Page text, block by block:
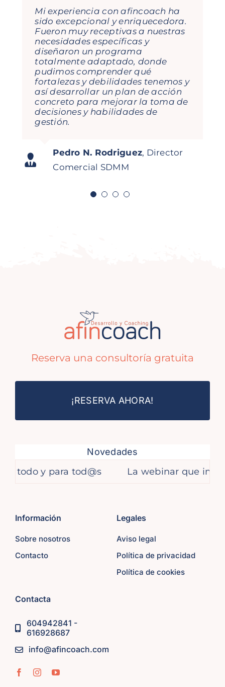
Mi experiencia con afincoach ha
sido excepcional y enriquecedora.
Fueron muy receptivas a nuestras
necesidades específicas y
diseñaron un programa
totalmente adaptado, donde
pudimos comprender qué
fortalezas y debilidades tenemos y
así desarrollar un plan de acción
concreto para mejorar la toma de
decisiones y habilidades de
gestión.
Pedro N. Rodriguez, Director
Comercial SDMM
Director Iberia Mitsubishi
Logisnext
María, Gema e Isabel son
fantásticas! De cada formación
que he recibido con ellas te llevas
aprendizajes, porque el
dinamismo con lo que enfocan
cada tema lo hace todo muy
visual, sencillo y te hace pensar… y
esto ayuda a nivel profesional y
personal. Seguiremos contando
con ellas en mi empresa!
Abonados Real Club de Golf La
Herrería
Asistente a curso Digitalidoso
Reserva una consultoría gratuita
¡RESERVA AHORA!
Novedades
y para tod@s La webinar que
Información
Sobre nosotros
Contacto
Legales
Aviso legal
Política de privacidad
Política de cookies
Contacta
604942841 -
616928687
info@afincoach.com